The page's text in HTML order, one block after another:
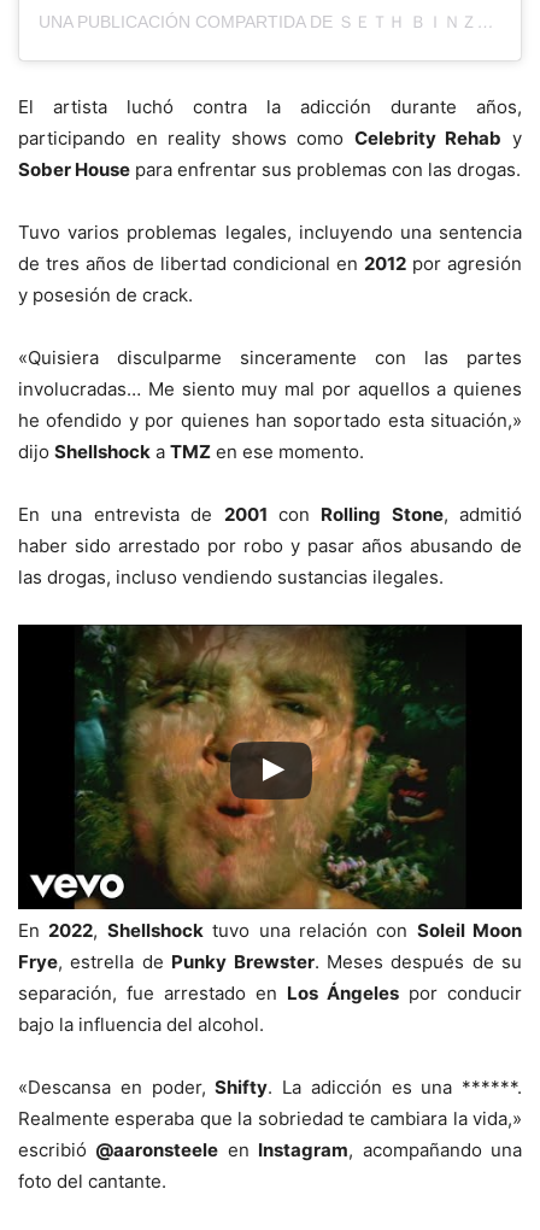
UNA PUBLICACIÓN COMPARTIDA DE ＳＥＴＨ ＢＩＮＺＥＲ (@THEREALCRAZYTOWN)
El artista luchó contra la adicción durante años,
participando en reality shows como Celebrity Rehab y
Sober House para enfrentar sus problemas con las drogas.
Tuvo varios problemas legales, incluyendo una sentencia
de tres años de libertad condicional en 2012 por agresión
y posesión de crack.
«Quisiera disculparme sinceramente con las partes
involucradas… Me siento muy mal por aquellos a quienes
he ofendido y por quienes han soportado esta situación,»
dijo Shellshock a TMZ en ese momento.
En una entrevista de 2001 con Rolling Stone, admitió
haber sido arrestado por robo y pasar años abusando de
las drogas, incluso vendiendo sustancias ilegales.
En 2022, Shellshock tuvo una relación con Soleil Moon
Frye, estrella de Punky Brewster. Meses después de su
separación, fue arrestado en Los Ángeles por conducir
bajo la influencia del alcohol.
«Descansa en poder,Shifty. La adicción es una ******.
Realmente esperaba que la sobriedad te cambiara la vida,»
escribió @aaronsteele en Instagram, acompañando una
foto del cantante.